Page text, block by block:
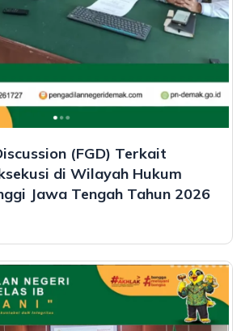
(FGD) Terkait
di Wilayah Hukum
Jawa Tengah Tahun 2026